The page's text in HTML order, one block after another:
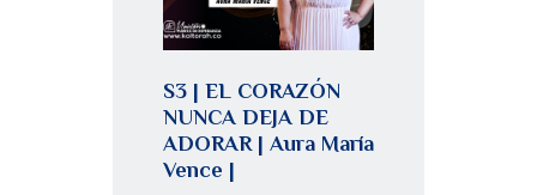
S3 | EL CORAZÓN
NUNCA DEJA DE
ADORAR | Aura María
Vence |